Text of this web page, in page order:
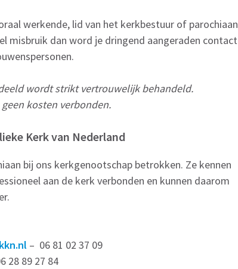
werkende, lid van het kerkbestuur of parochiaan
misbruik dan word je dringend aangeraden contact
wordt strikt vertrouwelijk behandeld.
kosten verbonden.
Kerk van Nederland
bij ons kerkgenootschap betrokken. Ze kennen
aan de kerk verbonden en kunnen daarom
– 06 81 02 37 09
28 89 27 84